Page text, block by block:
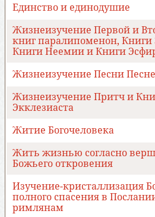
Единство и единодушие
Жизнеизучение Первой и
книг паралипоменон, Книги
Книги Неемии и Книги
Жизнеизучение Песни
Жизнеизучение Притч и
Экклезиаста
Житие Богочеловека
Жить жизнью согласно
Божьего откровения
Изучение-кристаллизация
полного спасения в
римлянам